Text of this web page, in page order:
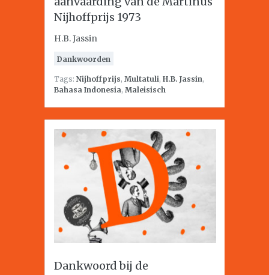
Nijhoffprijs 1973
H.B. Jassin
Dankwoorden
Tags: Nijhoffprijs, Multatuli, H.B. Jassin,
Bahasa Indonesia, Maleisisch
Dankwoord bij de